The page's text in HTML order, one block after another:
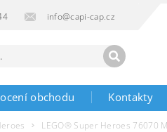
info@capi-cap.cz
obchodu Kontakty
LEGO® Super Heroes 76070